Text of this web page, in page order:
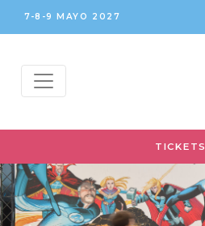
7-8-9 MAYO 2027
TICKETS